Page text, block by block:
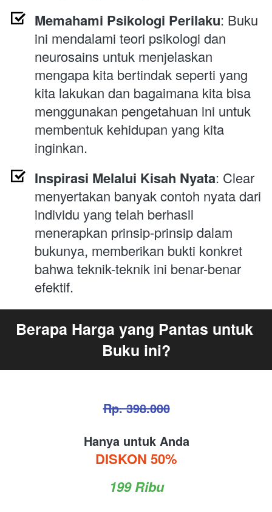
Memahami Psikologi Perilaku: Buku
ini mendalami teori psikologi dan
neurosains untuk menjelaskan
mengapa kita bertindak seperti yang
kita lakukan dan bagaimana kita bisa
menggunakan pengetahuan ini untuk
membentuk kehidupan yang kita
inginkan.
Inspirasi Melalui Kisah Nyata: Clear
menyertakan banyak contoh nyata dari
individu yang telah berhasil
menerapkan prinsip-prinsip dalam
bukunya, memberikan bukti konkret
bahwa teknik-teknik ini benar-benar
efektif.
Berapa Harga yang Pantas untuk
Buku ini?
Rp. 398.000
Hanya untuk Anda
DISKON 50%
199 Ribu